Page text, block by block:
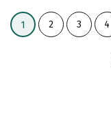
1 2 3 4